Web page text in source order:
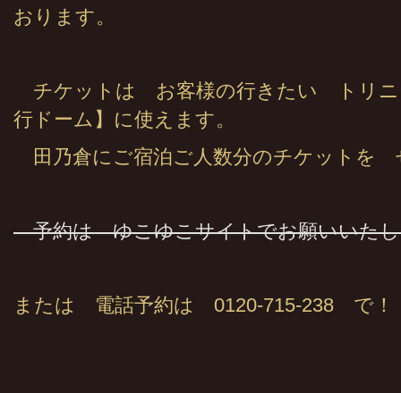
おります。
チケットは お客様の行きたい トリニ
行ドーム】に使えます。
田乃倉にご宿泊ご人数分のチケットを
予約は ゆこゆこサイトでお願いいたし
または 電話予約は 0120-715-238 で！